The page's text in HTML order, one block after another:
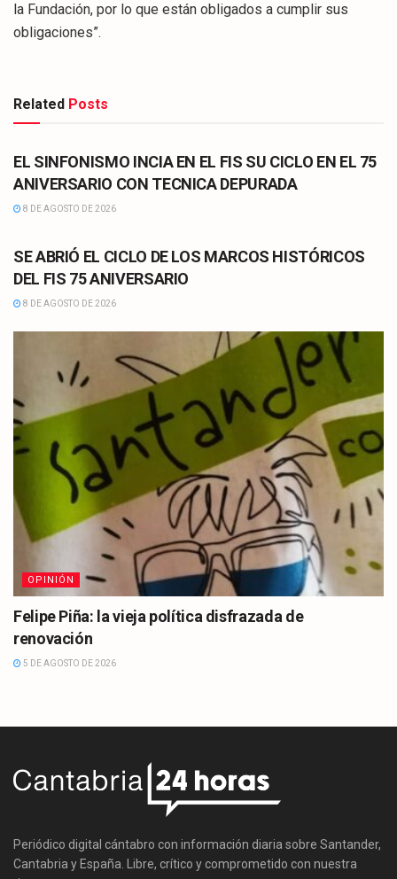
la Fundación, por lo que están obligados a cumplir sus
obligaciones”.
Related Posts
CULTURA
EL SINFONISMO INCIA EN EL FIS SU CICLO EN EL 75
ANIVERSARIO CON TECNICA DEPURADA
8 DE AGOSTO DE 2026
SE ABRIÓ EL CICLO DE LOS MARCOS HISTÓRICOS
DEL FIS 75 ANIVERSARIO
8 DE AGOSTO DE 2026
OPINIÓN
Felipe Piña: la vieja política disfrazada de
renovación
5 DE AGOSTO DE 2026
Periódico digital cántabro con información diaria sobre Santander,
Cantabria y España. Libre, crítico y comprometido con nuestra